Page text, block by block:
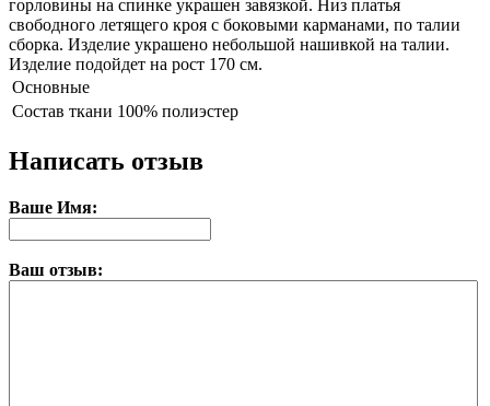
горловины на спинке украшен завязкой. Низ платья
свободного летящего кроя с боковыми карманами, по талии
сборка. Изделие украшено небольшой нашивкой на талии.
Изделие подойдет на рост 170 см.
Основные
Состав ткани 100% полиэстер
Написать отзыв
Ваше Имя:
Ваш отзыв: